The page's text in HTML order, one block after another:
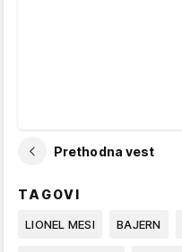
Prethodna vest
TAGOVI
LIONEL MESI BAJERN